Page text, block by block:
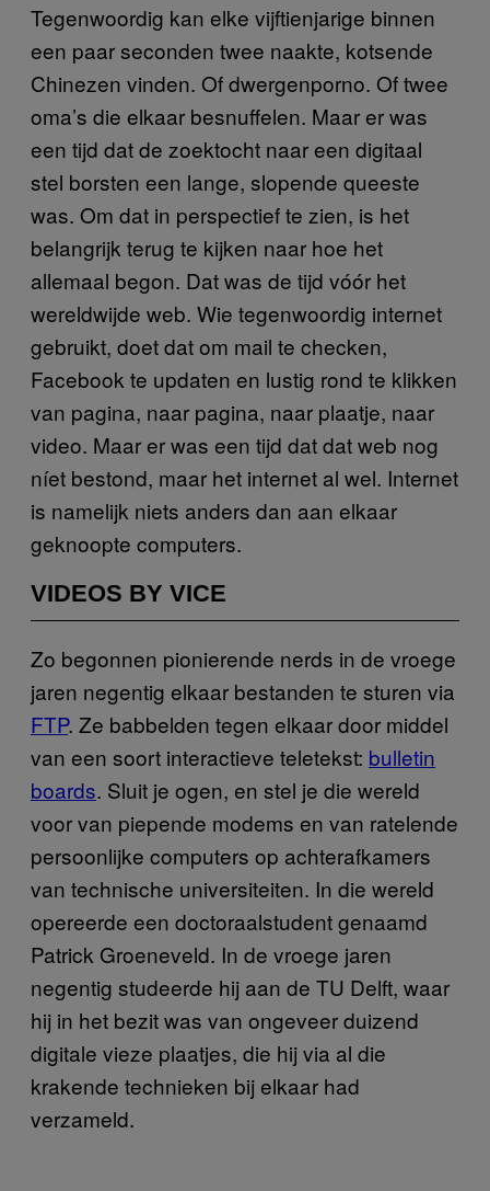
Tegenwoordig kan elke vijftienjarige binnen
een paar seconden twee naakte, kotsende
Chinezen vinden. Of dwergenporno. Of twee
oma’s die elkaar besnuffelen. Maar er was
een tijd dat de zoektocht naar een digitaal
stel borsten een lange, slopende queeste
was. Om dat in perspectief te zien, is het
belangrijk terug te kijken naar hoe het
allemaal begon. Dat was de tijd vóór het
wereldwijde web. Wie tegenwoordig internet
gebruikt, doet dat om mail te checken,
Facebook te updaten en lustig rond te klikken
van pagina, naar pagina, naar plaatje, naar
video. Maar er was een tijd dat dat web nog
níet bestond, maar het internet al wel. Internet
is namelijk niets anders dan aan elkaar
geknoopte computers.
VIDEOS BY VICE
Zo begonnen pionierende nerds in de vroege
jaren negentig elkaar bestanden te sturen via
FTP. Ze babbelden tegen elkaar door middel
van een soort interactieve teletekst: bulletin
boards. Sluit je ogen, en stel je die wereld
voor van piepende modems en van ratelende
persoonlijke computers op achterafkamers
van technische universiteiten. In die wereld
opereerde een doctoraalstudent genaamd
Patrick Groeneveld. In de vroege jaren
negentig studeerde hij aan de TU Delft, waar
hij in het bezit was van ongeveer duizend
digitale vieze plaatjes, die hij via al die
krakende technieken bij elkaar had
verzameld.